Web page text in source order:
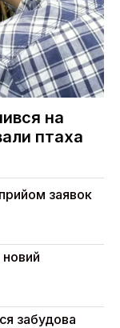
на
птаха
заявок
новий
забудова